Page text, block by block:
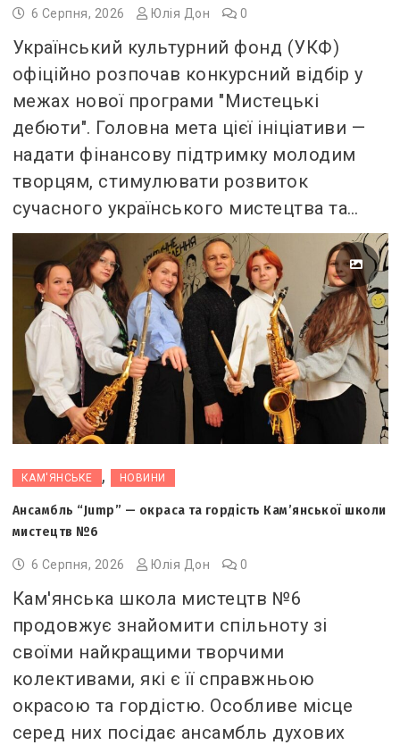
6 Серпня, 2026 Юлія Дон 0
Український культурний фонд (УКФ)
офіційно розпочав конкурсний відбір у
межах нової програми "Мистецькі
дебюти". Головна мета цієї ініціативи —
надати фінансову підтримку молодим
творцям, стимулювати розвиток
сучасного українського мистецтва та…
КАМ'ЯНСЬКЕ , НОВИНИ
Ансамбль “Jump” — окраса та гордість Кам’янської школи
мистецтв №6
6 Серпня, 2026 Юлія Дон 0
Кам'янська школа мистецтв №6
продовжує знайомити спільноту зі
своїми найкращими творчими
колективами, які є її справжньою
окрасою та гордістю. Особливе місце
серед них посідає ансамбль духових